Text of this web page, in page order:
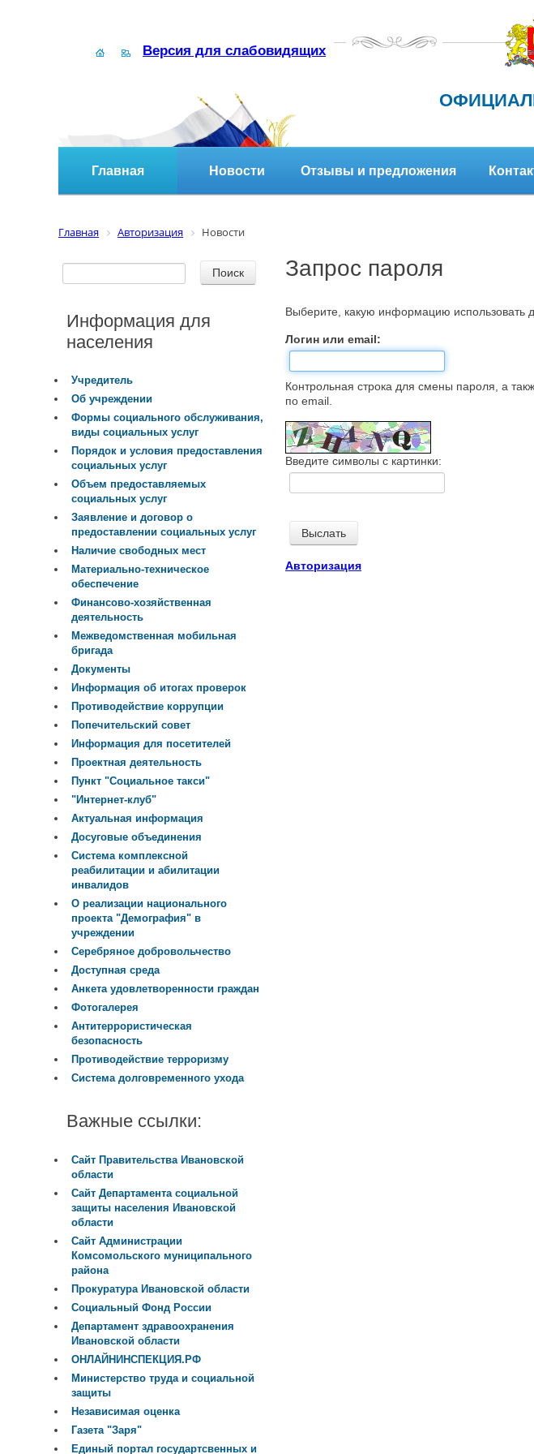
Версия для слабовидящих
Главная Новости Отзывы и предложения
Главная Авторизация Новости
Запрос пароля
Выберите, какую информацию использовать
Логин или email:
Контрольная строка для смены пароля, а
по email.
Введите символы с картинки:
Авторизация
Информация для
населения
Учредитель
Об учреждении
Формы социального обслуживания,
виды социальных услуг
Порядок и условия предоставления
социальных услуг
Объем предоставляемых
социальных услуг
Заявление и договор о
предоставлении социальных услуг
Наличие свободных мест
Материально-техническое
обеспечение
Финансово-хозяйственная
деятельность
Межведомственная мобильная
бригада
Документы
Информация об итогах проверок
Противодействие коррупции
Попечительский совет
Информация для посетителей
Проектная деятельность
Пункт "Социальное такси"
"Интернет-клуб"
Актуальная информация
Досуговые объединения
Система комплексной
реабилитации и абилитации
инвалидов
О реализации национального
проекта "Демография" в
учреждении
Серебряное добровольчество
Доступная среда
Анкета удовлетворенности граждан
Фотогалерея
Антитеррористическая
безопасность
Противодействие терроризму
Система долговременного ухода
Важные ссылки:
Сайт Правительства Ивановской
области
Сайт Департамента социальной
защиты населения Ивановской
области
Сайт Администрации
Комсомольского муниципального
района
Прокуратура Ивановской области
Социальный Фонд России
Департамент здравоохранения
Ивановской области
ОНЛАЙНИНСПЕКЦИЯ.РФ
Министерство труда и социальной
защиты
Независимая оценка
Газета "Заря"
Единый портал государтсвенных и